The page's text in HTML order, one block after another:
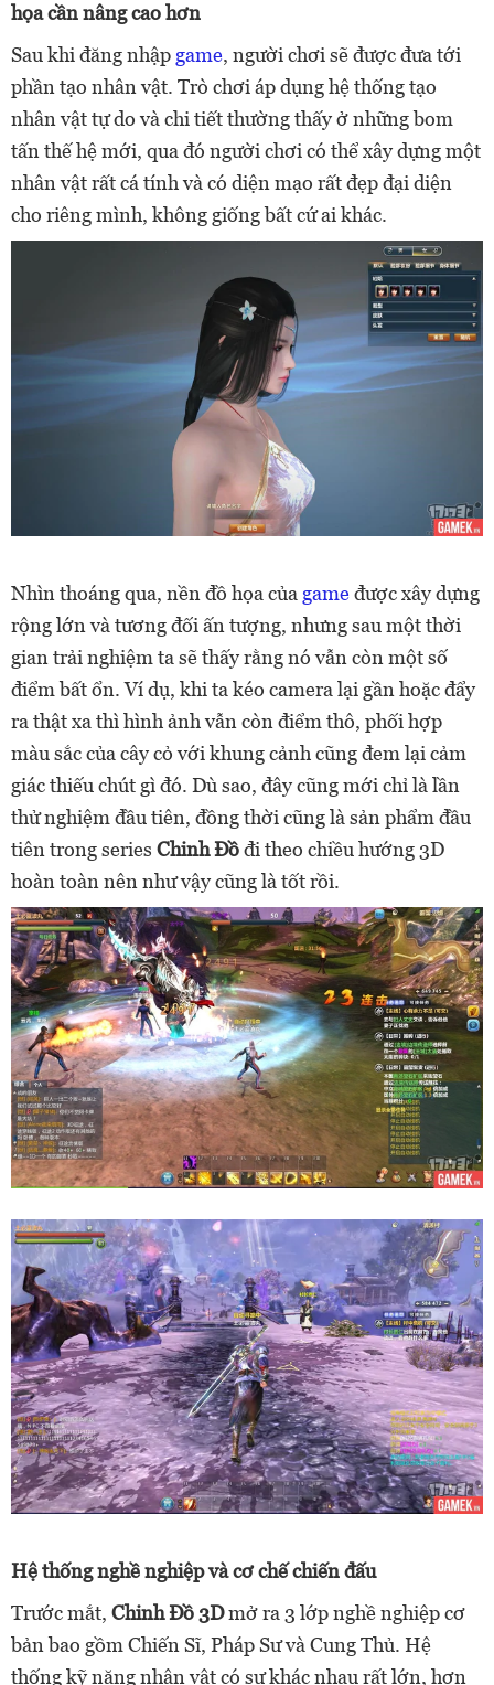
họa cần nâng cao hơn
Sau khi đăng nhập game, người chơi sẽ được đưa tới
phần tạo nhân vật. Trò chơi áp dụng hệ thống tạo
nhân vật tự do và chi tiết thường thấy ở những bom
tấn thế hệ mới, qua đó người chơi có thể xây dựng một
nhân vật rất cá tính và có diện mạo rất đẹp đại diện
cho riêng mình, không giống bất cứ ai khác.
Nhìn thoáng qua, nền đồ họa của gameđược xây dựng
rộng lớn và tương đối ấn tượng, nhưng sau một thời
gian trải nghiệm ta sẽ thấy rằng nó vẫn còn một số
điểm bất ổn. Ví dụ, khi ta kéo camera lại gần hoặc đẩy
ra thật xa thì hình ảnh vẫn còn điểm thô, phối hợp
màu sắc của cây cỏ với khung cảnh cũng đem lại cảm
giác thiếu chút gì đó. Dù sao, đây cũng mới chỉ là lần
thử nghiệm đầu tiên, đồng thời cũng là sản phẩm đầu
tiên trong series Chinh Đồđi theo chiều hướng 3D
hoàn toàn nên như vậy cũng là tốt rồi.
Hệ thống nghề nghiệp và cơ chế chiến đấu
Trước mắt, Chinh Đồ 3Dmở ra 3 lớp nghề nghiệp cơ
bản bao gồm Chiến Sĩ, Pháp Sư và Cung Thủ. Hệ
thống kỹ năng nhân vật có sự khác nhau rất lớn, hơn